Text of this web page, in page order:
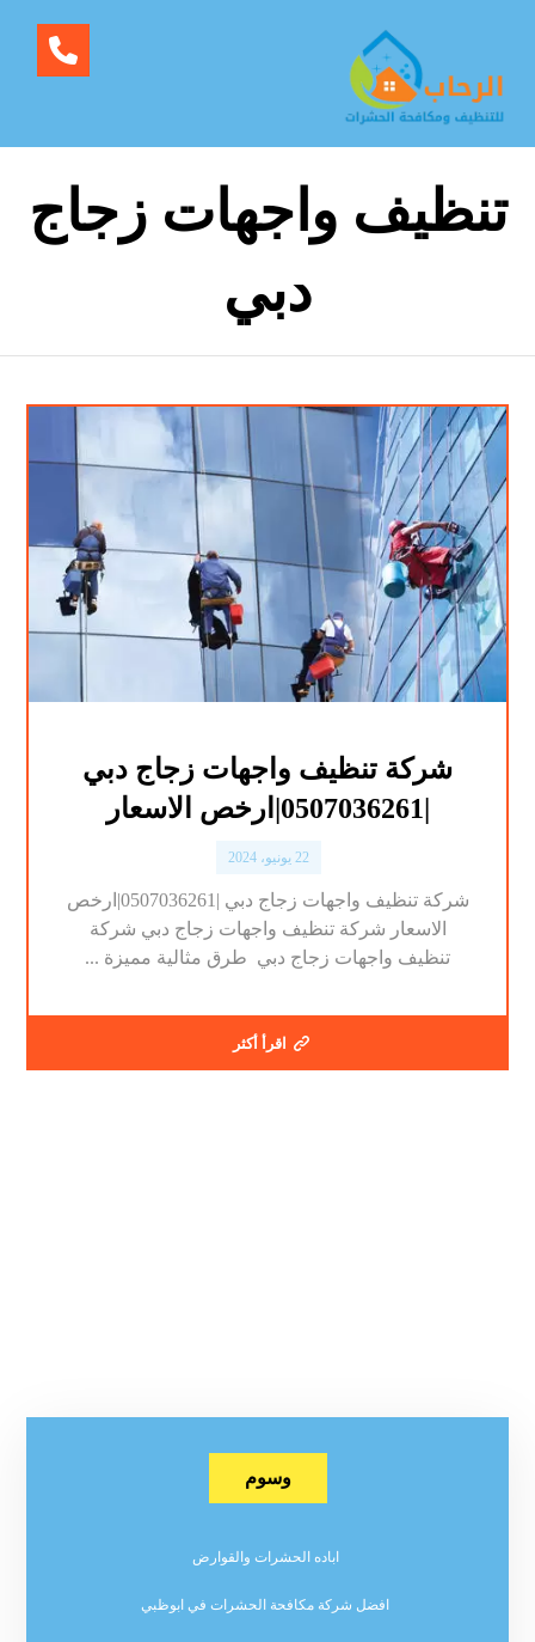
تنظيف واجهات زجاج
دبي
شركة تنظيف واجهات زجاج دبي
22 يونيو، 2024
شركة تنظيف واجهات زجاج دبي |0507036261|ارخص
الاسعار شركة تنظيف واجهات زجاج دبي شركة
تنظيف واجهات زجاج دبي طرق مثالية مميزة ...
اقرأ أكثر
وسوم
اباده الحشرات والقوارض
افضل شركة مكافحة الحشرات في ابوظبي